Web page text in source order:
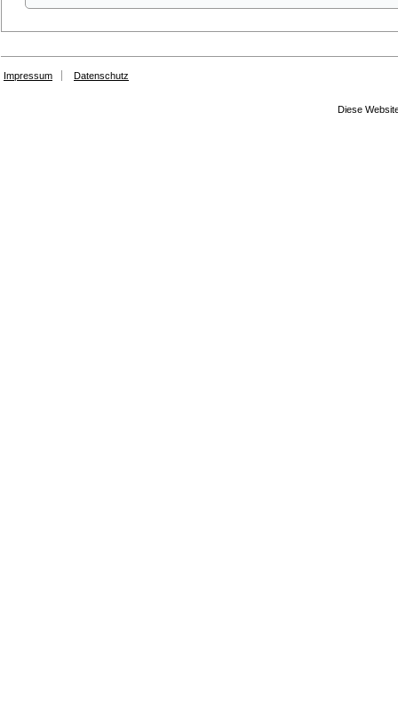
Impressum Datenschutz
Diese